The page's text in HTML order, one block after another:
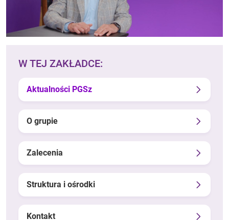
W TEJ ZAKŁADCE:
Aktualności PGSz
O grupie
Zalecenia
Struktura i ośrodki
Kontakt